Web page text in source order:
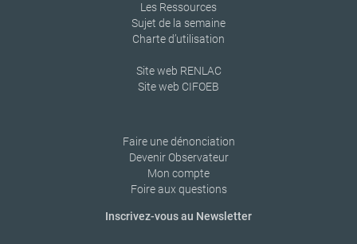
Les Ressources
Sujet de la semaine
Charte d’utilisation
Site web RENLAC
Site web CIFOEB
Faire une dénonciation
Devenir Observateur
Mon compte
Foire aux questions
Inscrivez-vous au Newsletter